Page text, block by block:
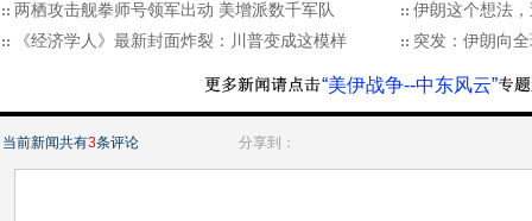
两栖攻击舰拳师号领军出动 美增派数千军队
伊朗这个想法
《经济学人》最新封面炸裂：川普变成这模样
突发：伊朗向
“美伊战争--中东风云”
当前新闻共有3条评论 分享到：